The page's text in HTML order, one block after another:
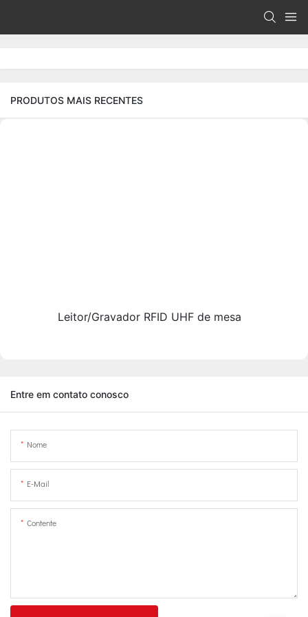
PRODUTOS MAIS RECENTES
Leitor/Gravador RFID UHF de mesa
Entre em contato conosco
Nome
E-Mail
Contente